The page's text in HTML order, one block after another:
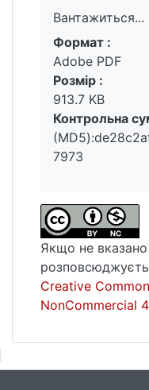
Вантажиться...
Вантажиться...
Формат :
Adobe PDF
Розмір :
913.7 KB
Контрольна
7973
Якщо не
Creative
NonCommercial